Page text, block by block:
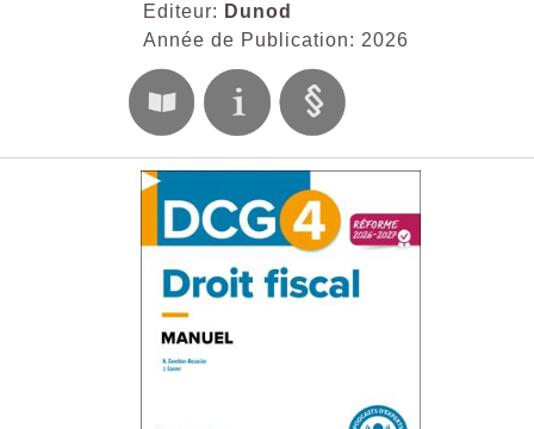
Editeur: Dunod
Année de Publication: 2026